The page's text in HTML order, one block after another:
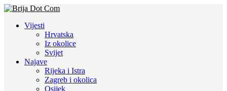
Vijesti
Hrvatska
Iz okolice
Svijet
Najave
Rijeka i Istra
Zagreb i okolica
Osijek